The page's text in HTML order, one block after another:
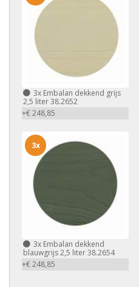
3x Embalan dekkend grijs
2,5 liter 38.2652
+€ 248,85
3x Embalan dekkend
blauwgrijs 2,5 liter 38.2654
+€ 248,85
3x